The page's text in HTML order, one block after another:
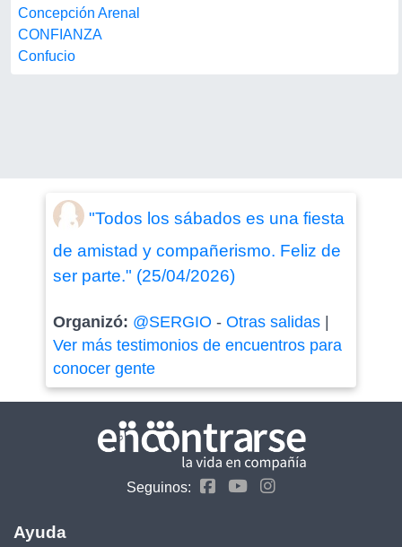
Concepción Arenal
CONFIANZA
Confucio
"Todos los sábados es una fiesta
de amistad y compañerismo. Feliz de
ser parte." (25/04/2026)
Organizó: @SERGIO - Otras salidas|
Ver más testimonios de encuentros para
conocer gente
Seguinos:
Ayuda